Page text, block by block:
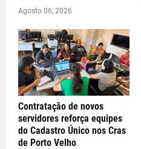
Agosto 06, 2026
Contratação de novos
servidores reforça equipes
do Cadastro Único nos Cras
de Porto Velho